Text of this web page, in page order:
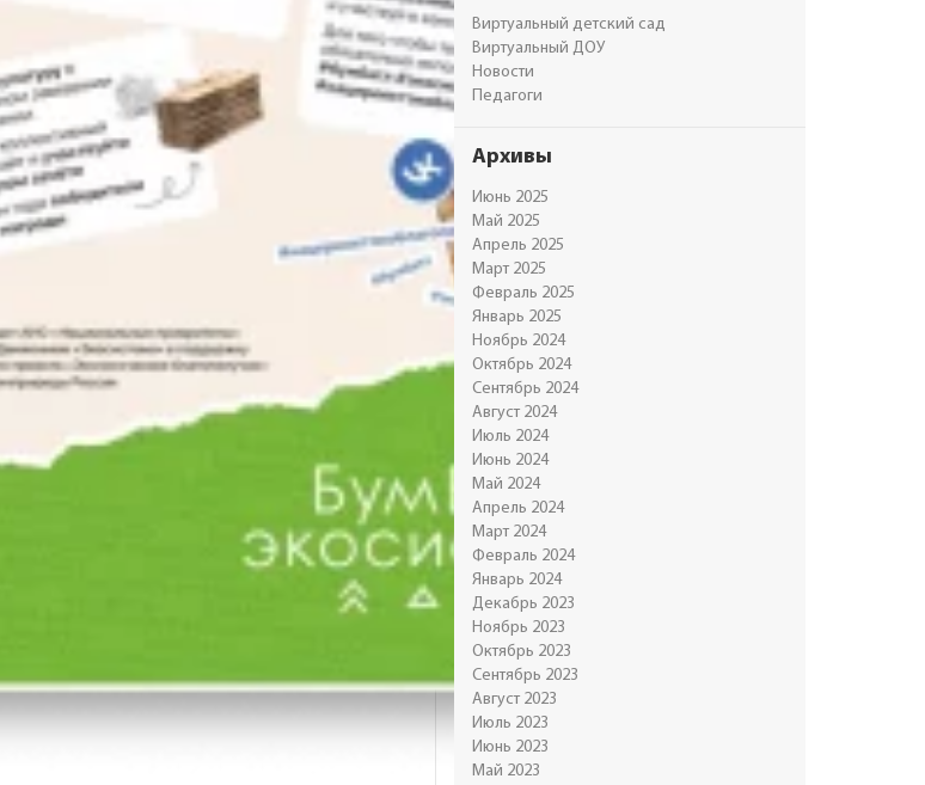
Виртуальный детский сад
Виртуальный ДОУ
Новости
Педагоги
Архивы
Июнь 2025
Май 2025
Апрель 2025
Март 2025
Февраль 2025
Январь 2025
Ноябрь 2024
Октябрь 2024
Сентябрь 2024
Август 2024
Июль 2024
Июнь 2024
Май 2024
Апрель 2024
Март 2024
Февраль 2024
Январь 2024
Декабрь 2023
Ноябрь 2023
Октябрь 2023
Сентябрь 2023
Август 2023
Июль 2023
Июнь 2023
Май 2023